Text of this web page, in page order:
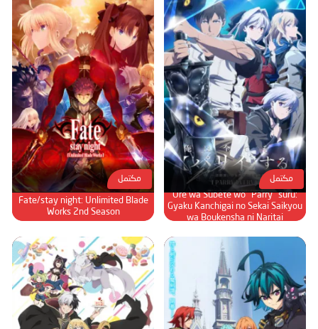
مكتمل
Ore wa Subete wo "Parry" suru:
Gyaku Kanchigai no Sekai Saikyou
wa Boukensha ni Naritai
مكتمل
Fate/stay night: Unlimited Blade
Works 2nd Season